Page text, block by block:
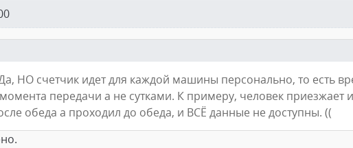
НО счетчик идет для каждой машины персонально, то есть
передачи а не сутками. К примеру, человек приезжает
обеда а проходил до обеда, и ВСЁ данные не доступны. ((